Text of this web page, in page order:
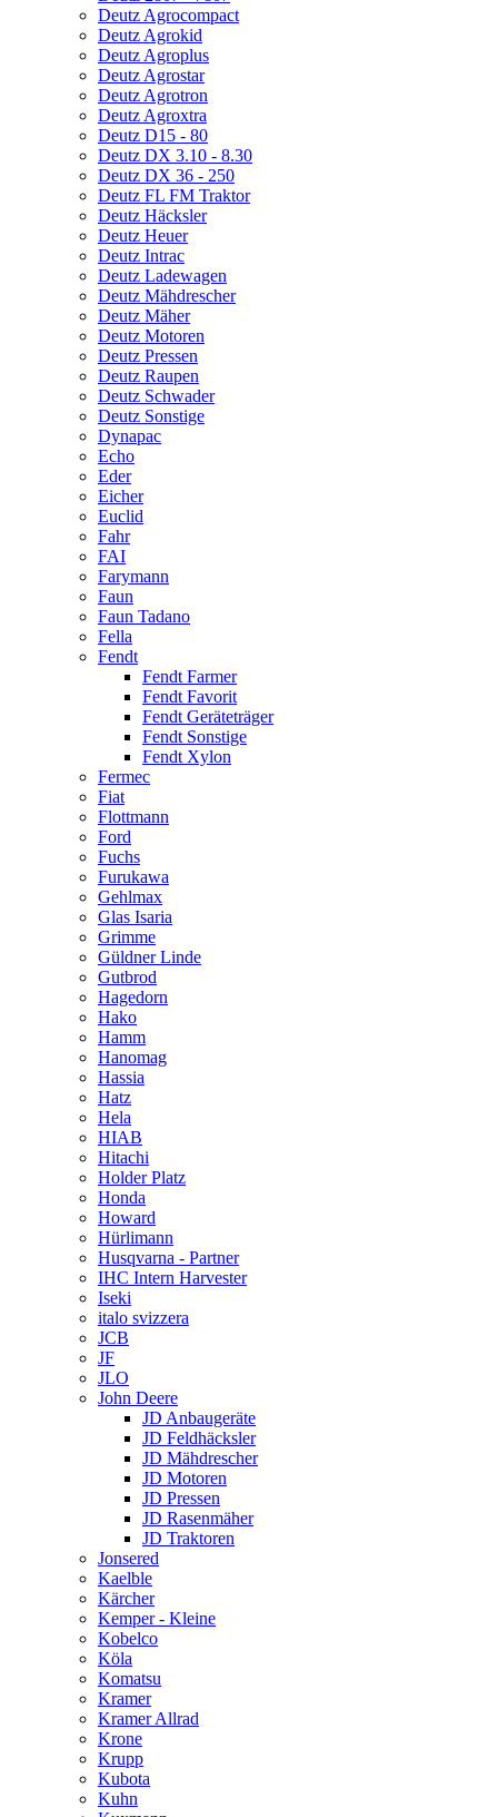
Deutz Agrocompact
Deutz Agrokid
Deutz Agroplus
Deutz Agrostar
Deutz Agrotron
Deutz Agroxtra
Deutz D15 - 80
Deutz DX 3.10 - 8.30
Deutz DX 36 - 250
Deutz FL FM Traktor
Deutz Häcksler
Deutz Heuer
Deutz Intrac
Deutz Ladewagen
Deutz Mähdrescher
Deutz Mäher
Deutz Motoren
Deutz Pressen
Deutz Raupen
Deutz Schwader
Deutz Sonstige
Dynapac
Echo
Eder
Eicher
Euclid
Fahr
FAI
Farymann
Faun
Faun Tadano
Fella
Fendt
Fendt Farmer
Fendt Favorit
Fendt Geräteträger
Fendt Sonstige
Fendt Xylon
Fermec
Fiat
Flottmann
Ford
Fuchs
Furukawa
Gehlmax
Glas Isaria
Grimme
Güldner Linde
Gutbrod
Hagedorn
Hako
Hamm
Hanomag
Hassia
Hatz
Hela
HIAB
Hitachi
Holder Platz
Honda
Howard
Hürlimann
Husqvarna - Partner
IHC Intern Harvester
Iseki
italo svizzera
JCB
JF
JLO
John Deere
JD Anbaugeräte
JD Feldhäcksler
JD Mähdrescher
JD Motoren
JD Pressen
JD Rasenmäher
JD Traktoren
Jonsered
Kaelble
Kärcher
Kemper - Kleine
Kobelco
Köla
Komatsu
Kramer
Kramer Allrad
Krone
Krupp
Kubota
Kuhn